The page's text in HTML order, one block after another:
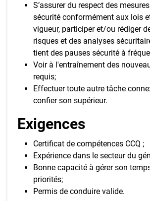
S’assurer du respect des
sécurité conformément aux lois
vigueur, participer et/ou rédiger
risques et des analyses
tient des pauses sécurité à
Voir à l'entraînement des
requis;
Effectuer toute autre tâche
confier son supérieur.
Exigences
Certificat de compétences CCQ ;
Expérience dans le secteur du
Bonne capacité à gérer son
priorités;
Permis de conduire valide.